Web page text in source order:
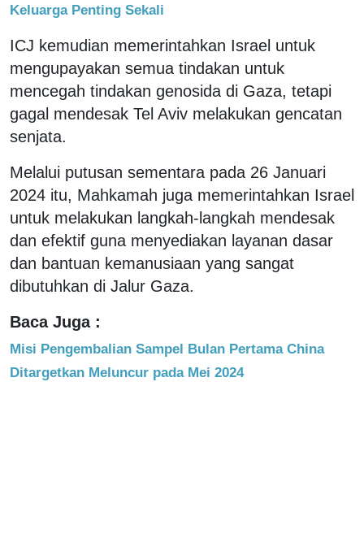
Keluarga Penting Sekali
ICJ kemudian memerintahkan Israel untuk
mengupayakan semua tindakan untuk
mencegah tindakan genosida di Gaza, tetapi
gagal mendesak Tel Aviv melakukan gencatan
senjata.
Melalui putusan sementara pada 26 Januari
2024 itu, Mahkamah juga memerintahkan Israel
untuk melakukan langkah-langkah mendesak
dan efektif guna menyediakan layanan dasar
dan bantuan kemanusiaan yang sangat
dibutuhkan di Jalur Gaza.
Baca Juga :
Misi Pengembalian Sampel Bulan Pertama China
Ditargetkan Meluncur pada Mei 2024